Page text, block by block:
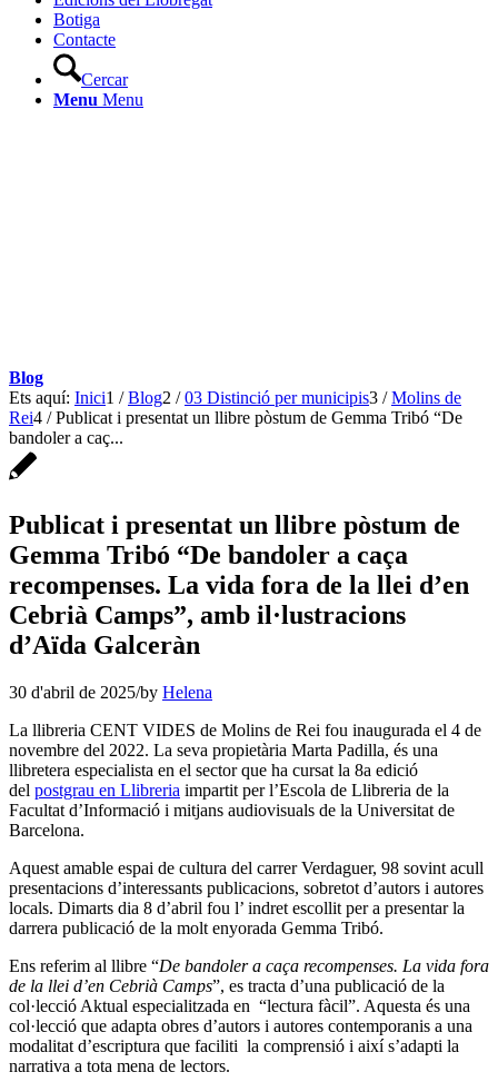
Botiga
Contacte
Cercar
Menu Menu
Blog
Ets aquí: Inici1 / Blog2 / 03 Distinció per municipis3 / Molins de
Rei4 / Publicat i presentat un llibre pòstum de Gemma Tribó “De
bandoler a caç...
Publicat i presentat un llibre pòstum de
Gemma Tribó “De bandoler a caça
recompenses. La vida fora de la llei d’en
Cebrià Camps”, amb il·lustracions
d’Aïda Galceràn
30 d'abril de 2025/by Helena
La llibreria CENT VIDES de Molins de Rei fou inaugurada el 4 de
novembre del 2022. La seva propietària Marta Padilla, és una
llibretera especialista en el sector que ha cursat la 8a edició
del postgrau en Llibreria impartit per l’Escola de Llibreria de la
Facultat d’Informació i mitjans audiovisuals de la Universitat de
Barcelona.
Aquest amable espai de cultura del carrer Verdaguer, 98 sovint acull
presentacions d’interessants publicacions, sobretot d’autors i autores
locals. Dimarts dia 8 d’abril fou l’ indret escollit per a presentar la
darrera publicació de la molt enyorada Gemma Tribó.
Ens referim al llibre “De bandoler a caça recompenses. La vida fora
de la llei d’en Cebrià Camps”, es tracta d’una publicació de la
col·lecció Aktual especialitzada en “lectura fàcil”. Aquesta és una
col·lecció que adapta obres d’autors i autores contemporanis a una
modalitat d’escriptura que faciliti la comprensió i així s’adapti la
narrativa a tota mena de lectors.